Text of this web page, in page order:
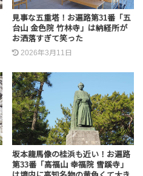
見事な五重塔！お遍路第31番「五
台山 金色院 竹林寺」は納経所が
お洒落すぎて笑った
2026年3月11日
坂本龍馬像の桂浜も近い！お遍路
第33番「高福山 幸福院 雪蹊寺」